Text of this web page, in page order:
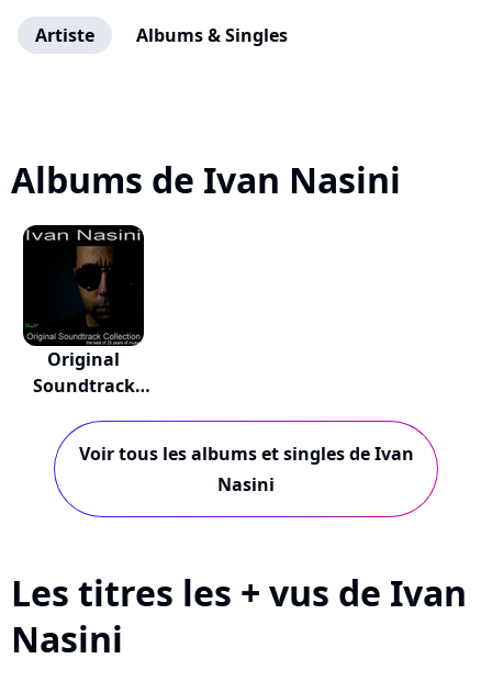
Artiste Albums & Singles
Albums de Ivan Nasini
Original
Soundtrack
Voir tous les albums et singles de Ivan
Nasini
Les titres les + vus de Ivan
Nasini